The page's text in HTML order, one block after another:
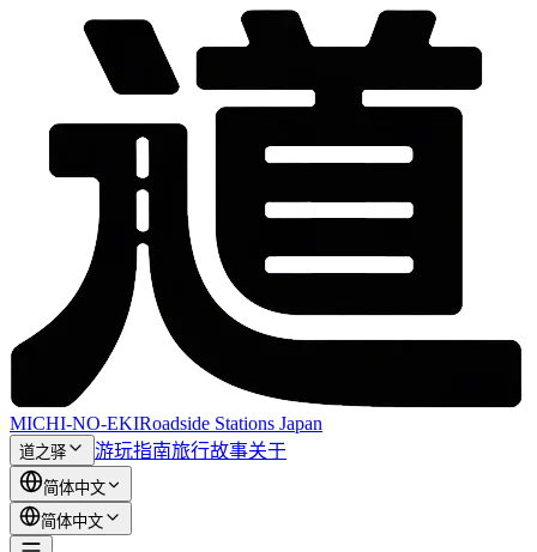
MICHI-NO-EKIRoadside Stations Japan
道之驿 游玩指南旅行故事关于
简体中文
简体中文